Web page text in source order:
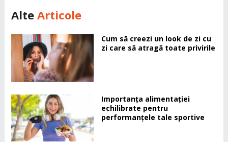
Alte Articole
Cum să creezi un look de zi cu
zi care să atragă toate privirile
Importanța alimentației
echilibrate pentru
performanțele tale sportive